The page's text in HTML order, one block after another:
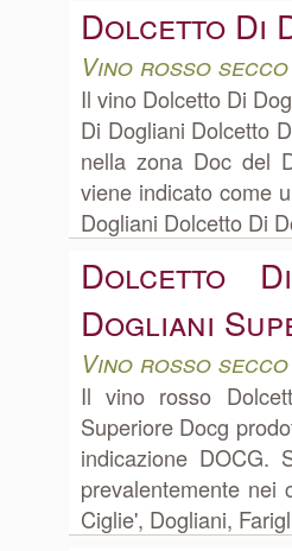
Dolcetto Di
Vino rosso secco
Il vino Dolcetto Di
Di Dogliani Dolcetto
nella zona Doc del
viene indicato come
Dogliani Dolcetto Di
Dolcetto
Dogliani
Vino rosso secco
Il vino rosso
Superiore Docg
indicazione
prevalentemente nei
Ciglie', Dogliani,